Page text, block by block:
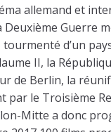
allemand et
Deuxième Guerre
d’un
II, la
de Berlin, la
par le Troisième
Mitte a donc